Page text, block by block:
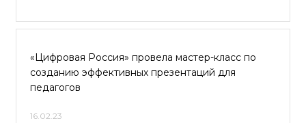
«Цифровая Россия» провела мастер-класс по
созданию эффективных презентаций для
педагогов
16.02.23